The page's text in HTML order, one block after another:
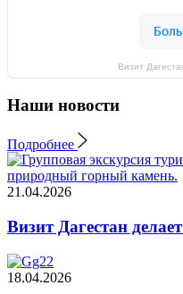
Визит
Наши новости
Подробнее
21.04.2026
Визит Дагестан
18.04.2026